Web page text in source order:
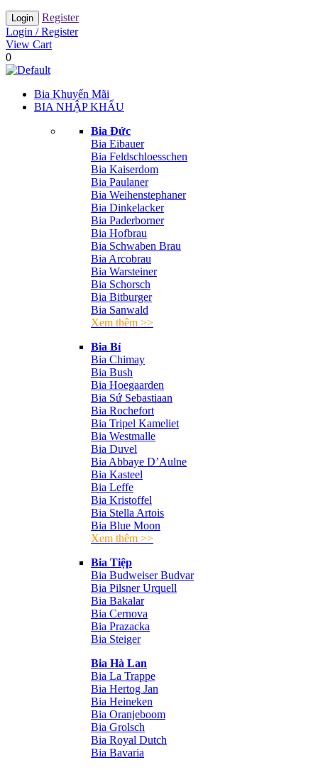
Register
Login / Register
View Cart
0
Bia Khuyến Mãi
BIA NHẬP KHẨU
Bia Đức
Bia Eibauer
Bia Feldschloesschen
Bia Kaiserdom
Bia Paulaner
Bia Weihenstephaner
Bia Dinkelacker
Bia Paderborner
Bia Hofbrau
Bia Schwaben Brau
Bia Arcobrau
Bia Warsteiner
Bia Schorsch
Bia Bitburger
Bia Sanwald
Xem thêm >>
Bia Bỉ
Bia Chimay
Bia Bush
Bia Hoegaarden
Bia Sứ Sebastiaan
Bia Rochefort
Bia Tripel Kameliet
Bia Westmalle
Bia Duvel
Bia Abbaye D’Aulne
Bia Kasteel
Bia Leffe
Bia Kristoffel
Bia Stella Artois
Bia Blue Moon
Xem thêm >>
Bia Tiệp
Bia Budweiser Budvar
Bia Pilsner Urquell
Bia Bakalar
Bia Cernova
Bia Prazacka
Bia Steiger
Bia Hà Lan
Bia La Trappe
Bia Hertog Jan
Bia Heineken
Bia Oranjeboom
Bia Grolsch
Bia Royal Dutch
Bia Bavaria